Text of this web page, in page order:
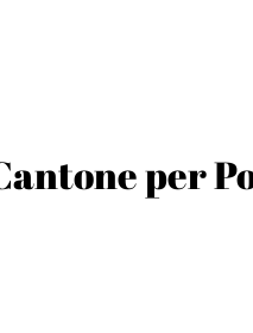
per